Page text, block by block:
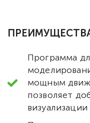
Программа
мощным
позволяет